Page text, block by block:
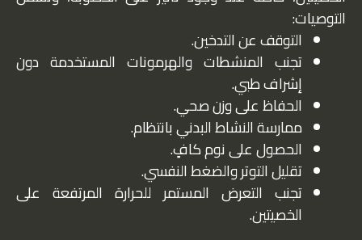
التوصيات:
التوقف عن التدخين.
تجنب المنشطات والهرمونات المستخدمة دون
إشراف طبي.
الحفاظ على وزن صحي.
ممارسة النشاط البدني بانتظام.
الحصول على نوم كافٍ.
تقليل التوتر والضغط النفسي.
تجنب التعرض المستمر للحرارة المرتفعة على
الخصيتين.